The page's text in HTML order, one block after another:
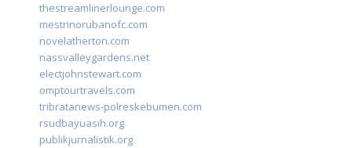
thestreamlinerlounge.com
mestrinorubanofc.com
novelatherton.com
nassvalleygardens.net
electjohnstewart.com
omptourtravels.com
tribratanews-polreskebumen.com
rsudbayuasih.org
publikjurnalistik.org